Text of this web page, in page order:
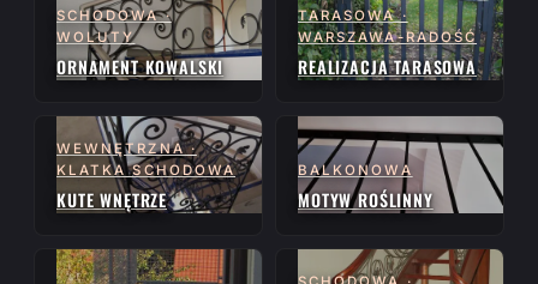
SCHODOWA ·
WOLUTY
ORNAMENT KOWALSKI
TARASOWA ·
WARSZAWA-RADOŚĆ
REALIZACJA TARASOWA
WEWNĘTRZNA ·
KLATKA SCHODOWA
KUTE WNĘTRZE
BALKONOWA
MOTYW ROŚLINNY